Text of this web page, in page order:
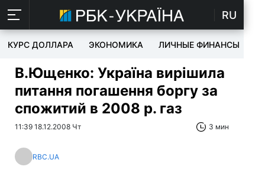
RU
КУРС ДОЛЛАРА ЭКОНОМИКА ЛИЧНЫЕ ФИНАНСЫ
В.Ющенко: Україна вирішила
питання погашення боргу за
спожитий в 2008 р. газ
11:39 18.12.2008 Чт 3 мин
RBC.UA